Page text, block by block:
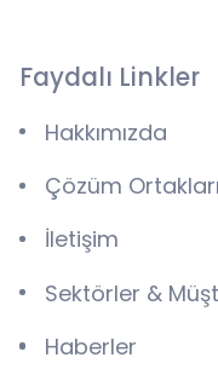
Faydalı Linkler
Hakkımızda
Çözüm Ortakları
İletişim
Sektörler &
Haberler